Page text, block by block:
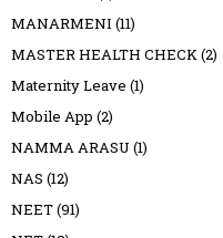
MANARMENI (11)
MASTER HEALTH CHECK(2)
Maternity Leave (1)
Mobile App (2)
NAMMA ARASU (1)
NAS (12)
NEET(91)